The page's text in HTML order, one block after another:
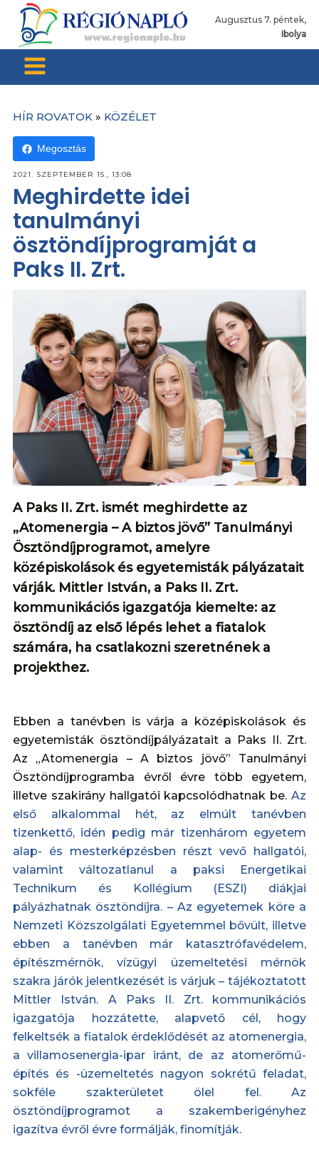
Augusztus 7. péntek,
Ibolya
HÍR ROVATOK » KÖZÉLET
Megosztás
2021. SZEPTEMBER 15., 13:08
Meghirdette idei
tanulmányi
ösztöndíjprogramját a
Paks II. Zrt.
A Paks II. Zrt. ismét meghirdette az
„Atomenergia – A biztos jövő” Tanulmányi
Ösztöndíjprogramot, amelyre
középiskolások és egyetemisták pályázatait
várják. Mittler István, a Paks II. Zrt.
kommunikációs igazgatója kiemelte: az
ösztöndíj az első lépés lehet a fiatalok
számára, ha csatlakozni szeretnének a
projekthez.
Ebben a tanévben is várja a középiskolások és
egyetemisták ösztöndíjpályázatait a Paks II. Zrt.
Az „Atomenergia – A biztos jövő” Tanulmányi
Ösztöndíjprogramba évről évre több egyetem,
illetve szakirány hallgatói kapcsolódhatnak be. Az
első alkalommal hét, az elmúlt tanévben
tizenkettő, idén pedig már tizenhárom egyetem
alap- és mesterképzésben részt vevő hallgatói,
valamint változatlanul a paksi Energetikai
Technikum és Kollégium (ESZI) diákjai
pályázhatnak ösztöndíjra. – Az egyetemek köre a
Nemzeti Közszolgálati Egyetemmel bővült, illetve
ebben a tanévben már katasztrófavédelem,
építészmérnök, vízügyi üzemeltetési mérnök
szakra járók jelentkezését is várjuk – tájékoztatott
Mittler István. A Paks II. Zrt. kommunikációs
igazgatója hozzátette, alapvető cél, hogy
felkeltsék a fiatalok érdeklődését az atomenergia,
a villamosenergia-ipar iránt, de az atomerőmű-
építés és -üzemeltetés nagyon sokrétű feladat,
sokféle szakterületet ölel fel. Az
ösztöndíjprogramot a szakemberigényhez
igazítva évről évre formálják, finomítják.